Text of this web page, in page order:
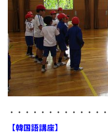
・・・・・・・・・・・・
【韓国語講座】